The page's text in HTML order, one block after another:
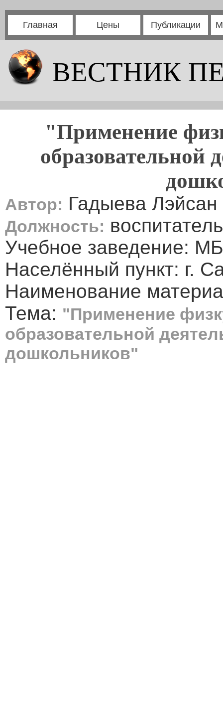
Главная Цены Публикации
ВЕСТНИК
"Применение
образовательной
Автор: Гадыева
Должность: воспитатель
Учебное заведение:
Населённый пункт: г.
Наименование
Тема: "Применение
образовательной
дошкольников"